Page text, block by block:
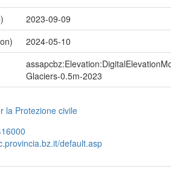
2023-09-09
2024-05-10
Glaciers-0.5m-2023
la Protezione civile
default.asp